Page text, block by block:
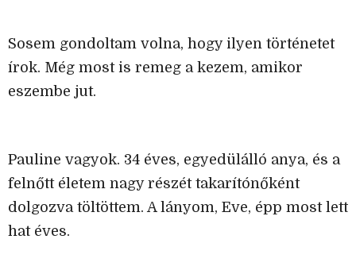
Sosem gondoltam volna, hogy ilyen történetet
írok. Még most is remeg a kezem, amikor
eszembe jut.
Pauline vagyok. 34 éves, egyedülálló anya, és a
felnőtt életem nagy részét takarítónőként
dolgozva töltöttem. A lányom, Eve, épp most lett
hat éves.